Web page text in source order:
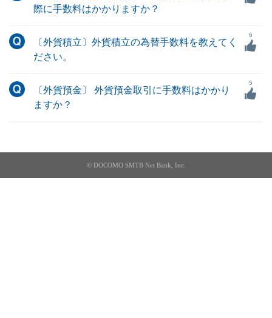
際に手数料はかかりますか？
〔外貨積立〕外貨積立の為替手数料を教えてく
ださい。
6
〔外貨預金〕 外貨預金取引に手数料はかかり
ますか？
5
© DOCOMO SMTB Net Bank, Inc.